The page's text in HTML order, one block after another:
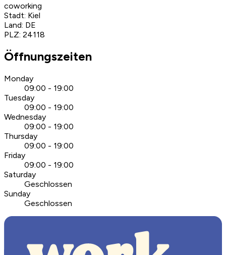
coworking
Stadt: Kiel
Land: DE
PLZ: 24118
Öffnungszeiten
Monday
09:00 - 19:00
Tuesday
09:00 - 19:00
Wednesday
09:00 - 19:00
Thursday
09:00 - 19:00
Friday
09:00 - 19:00
Saturday
Geschlossen
Sunday
Geschlossen